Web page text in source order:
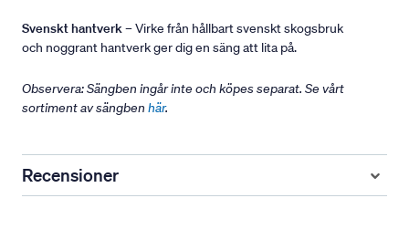
Svenskt hantverk– Virke från hållbart svenskt skogsbruk
och noggrant hantverk ger dig en säng att lita på.
Observera: Sängben ingår inte och köpes separat. Se vårt
sortiment av sängben här.
Recensioner